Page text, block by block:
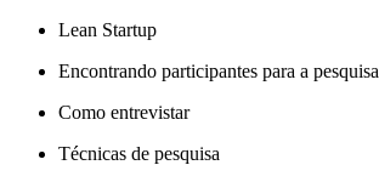
Lean Startup
Encontrando participantes para a pesquisa
Como entrevistar
Técnicas de pesquisa